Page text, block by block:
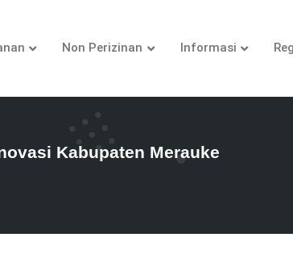
Non Perizinan Informasi
Kabupaten Merauke